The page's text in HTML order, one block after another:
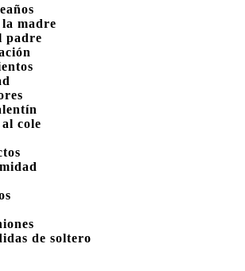
madre
padre
cole
de soltero